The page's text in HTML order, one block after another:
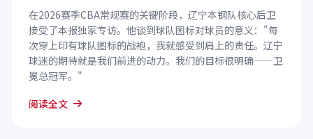
在2026赛季CBA常规赛的关键阶段，辽宁本钢队核心后卫
接受了本报独家专访。他谈到球队图标对球员的意义："每
次穿上印有球队图标的战袍，我就感受到肩上的责任。辽宁
球迷的期待就是我们前进的动力。我们的目标很明确——卫
冕总冠军。"
阅读全文